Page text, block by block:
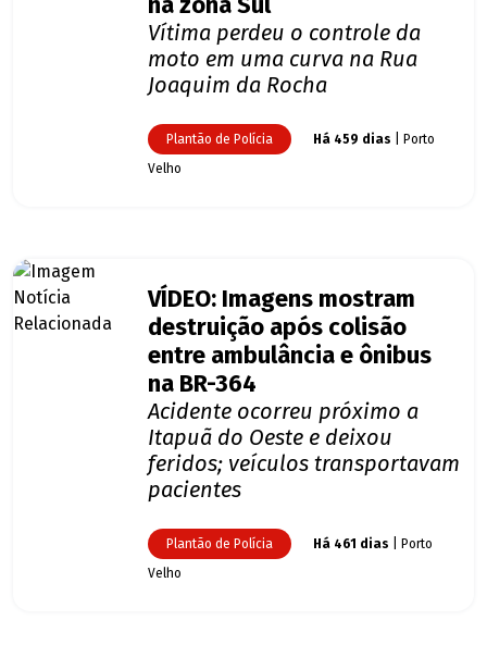
Vítima perdeu o controle da
moto em uma curva na Rua
Joaquim da Rocha
Plantão de Polícia Há 459 dias | Porto
Velho
VÍDEO: Imagens mostram
destruição após colisão
entre ambulância e ônibus
na BR-364
Acidente ocorreu próximo a
Itapuã do Oeste e deixou
feridos; veículos transportavam
pacientes
Plantão de Polícia Há 461 dias | Porto
Velho